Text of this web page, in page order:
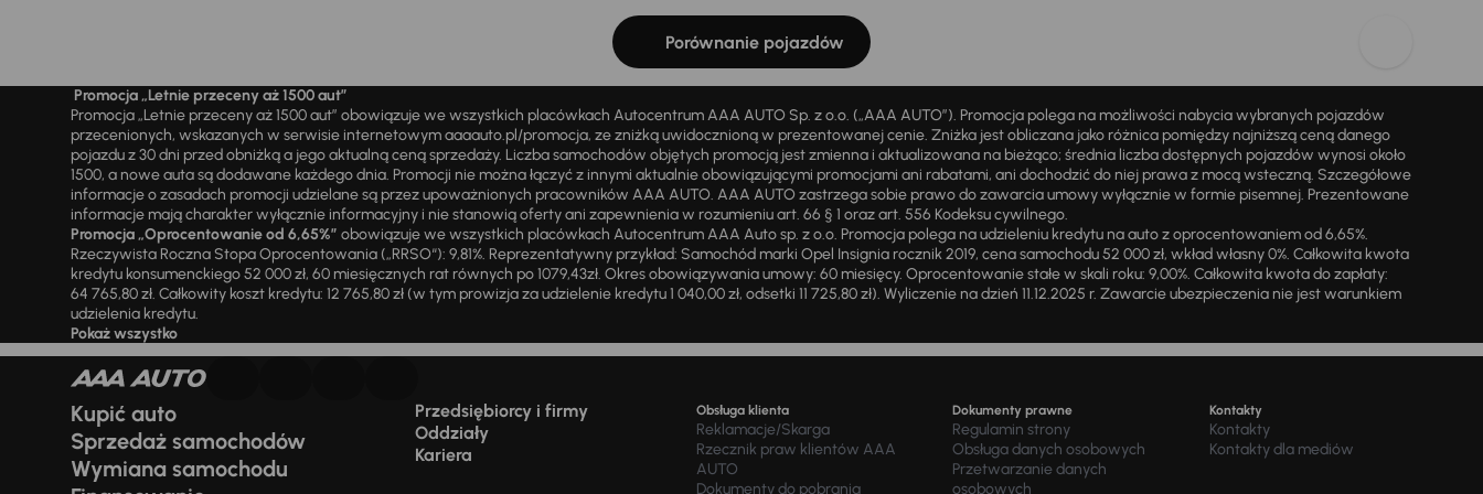
Porównanie pojazdów
Promocja „Letnie przeceny aż 1500 aut”
Promocja „Letnie przeceny aż 1500 aut” obowiązuje we wszystkich placówkach Autocentrum AAA AUTO Sp. z o.o. („AAA AUTO”). Promocja polega na możliwości nabycia wybranych pojazdów
przecenionych, wskazanych w serwisie internetowym aaaauto.pl/promocja, ze zniżką uwidocznioną w prezentowanej cenie. Zniżka jest obliczana jako różnica pomiędzy najniższą ceną danego
pojazdu z 30 dni przed obniżką a jego aktualną ceną sprzedaży. Liczba samochodów objętych promocją jest zmienna i aktualizowana na bieżąco; średnia liczba dostępnych pojazdów wynosi około
1500, a nowe auta są dodawane każdego dnia. Promocji nie można łączyć z innymi aktualnie obowiązującymi promocjami ani rabatami, ani dochodzić do niej prawa z mocą wsteczną. Szczegółowe
informacje o zasadach promocji udzielane są przez upoważnionych pracowników AAA AUTO. AAA AUTO zastrzega sobie prawo do zawarcia umowy wyłącznie w formie pisemnej. Prezentowane
informacje mają charakter wyłącznie informacyjny i nie stanowią oferty ani zapewnienia w rozumieniu art. 66 § 1 oraz art. 556 Kodeksu cywilnego.
Promocja „Oprocentowanie od 6,65%” obowiązuje we wszystkich placówkach Autocentrum AAA Auto sp. z o.o. Promocja polega na udzieleniu kredytu na auto z oprocentowaniem od 6,65%.
Rzeczywista Roczna Stopa Oprocentowania („RRSO“): 9,81%. Reprezentatywny przykład: Samochód marki Opel Insignia rocznik 2019, cena samochodu 52 000 zł, wkład własny 0%. Całkowita kwota
kredytu konsumenckiego 52 000 zł, 60 miesięcznych rat równych po 1079,43zł. Okres obowiązywania umowy: 60 miesięcy. Oprocentowanie stałe w skali roku: 9,00%. Całkowita kwota do zapłaty:
64 765,80 zł. Całkowity koszt kredytu: 12 765,80 zł (w tym prowizja za udzielenie kredytu 1 040,00 zł, odsetki 11 725,80 zł). Wyliczenie na dzień 11.12.2025 r. Zawarcie ubezpieczenia nie jest warunkiem
udzielenia kredytu.
Pokaż wszystko
Kupić auto
Sprzedaż samochodów
Wymiana samochodu
Przedsiębiorcy i firmy
Oddziały
Kariera
Obsługa klienta
Reklamacje/Skarga
Rzecznik praw klientów AAA
AUTO
Dokumenty do pobrania
Dokumenty prawne
Regulamin strony
Obsługa danych osobowych
Przetwarzanie danych
osobowych
Kontakty
Kontakty
Kontakty dla mediów